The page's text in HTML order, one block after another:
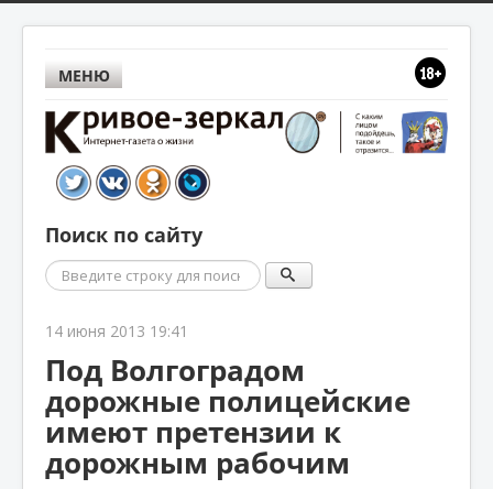
МЕНЮ
Поиск по сайту
Поиск
14 июня 2013 19:41
Под Волгоградом
дорожные полицейские
имеют претензии к
дорожным рабочим